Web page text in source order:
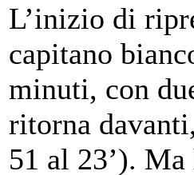
L’inizio di
capitano
minuti, con
ritorna
51 al 23’).